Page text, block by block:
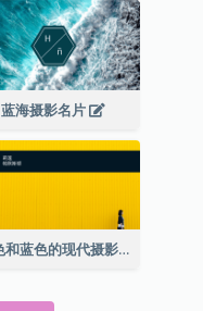
蓝海摄影名片
黄色和蓝色的现代摄影师名片